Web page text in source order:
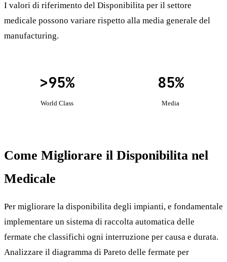
I valori di riferimento del Disponibilita per il settore
medicale possono variare rispetto alla media generale del
manufacturing.
>95%
World Class
85%
Media
Come Migliorare il Disponibilita nel
Medicale
Per migliorare la disponibilita degli impianti, e fondamentale
implementare un sistema di raccolta automatica delle
fermate che classifichi ogni interruzione per causa e durata.
Analizzare il diagramma di Pareto delle fermate per